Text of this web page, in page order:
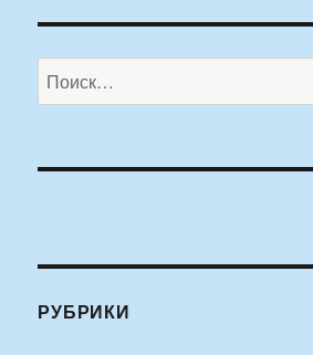
Искать:
РУБРИКИ